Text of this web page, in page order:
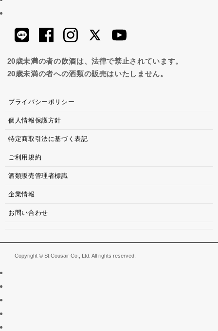
20歳未満の者の飲酒は、法律で禁止されています。
20歳未満の者への酒類の販売はいたしません。
プライバシーポリシー
個人情報保護方針
特定商取引法に基づく表記
ご利用規約
酒類販売管理者標識
企業情報
お問い合わせ
Copyright © St.Cousair Co., Ltd. All rights reserved.